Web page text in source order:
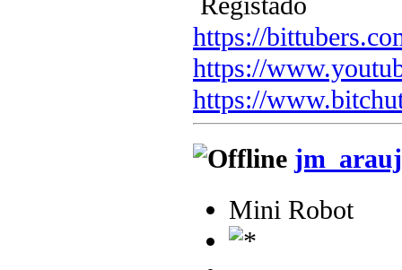
https://
https://
https://
Mini Robot